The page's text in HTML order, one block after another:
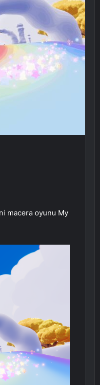
macera oyunu My